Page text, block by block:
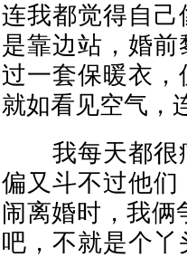
连我都觉得自
是靠边站，婚
过一套保暖衣
就如看见空气，
我每天都很痛
偏又斗不过他
闹离婚时，我俩
吧，不就是个